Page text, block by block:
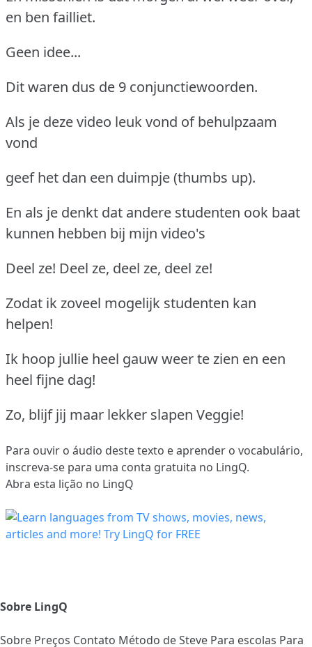
en ben failliet.
Geen idee...
Dit waren dus de 9 conjunctiewoorden.
Als je deze video leuk vond of behulpzaam
vond
geef het dan een duimpje (thumbs up).
En als je denkt dat andere studenten ook baat
kunnen hebben bij mijn video's
Deel ze! Deel ze, deel ze, deel ze!
Zodat ik zoveel mogelijk studenten kan
helpen!
Ik hoop jullie heel gauw weer te zien en een
heel fijne dag!
Zo, blijf jij maar lekker slapen Veggie!
Para ouvir o áudio deste texto e aprender o vocabulário,
inscreva-se para uma conta gratuita no LingQ.
Abra esta lição no LingQ
Sobre LingQ
Sobre Preços Contato Método de Steve Para escolas Para